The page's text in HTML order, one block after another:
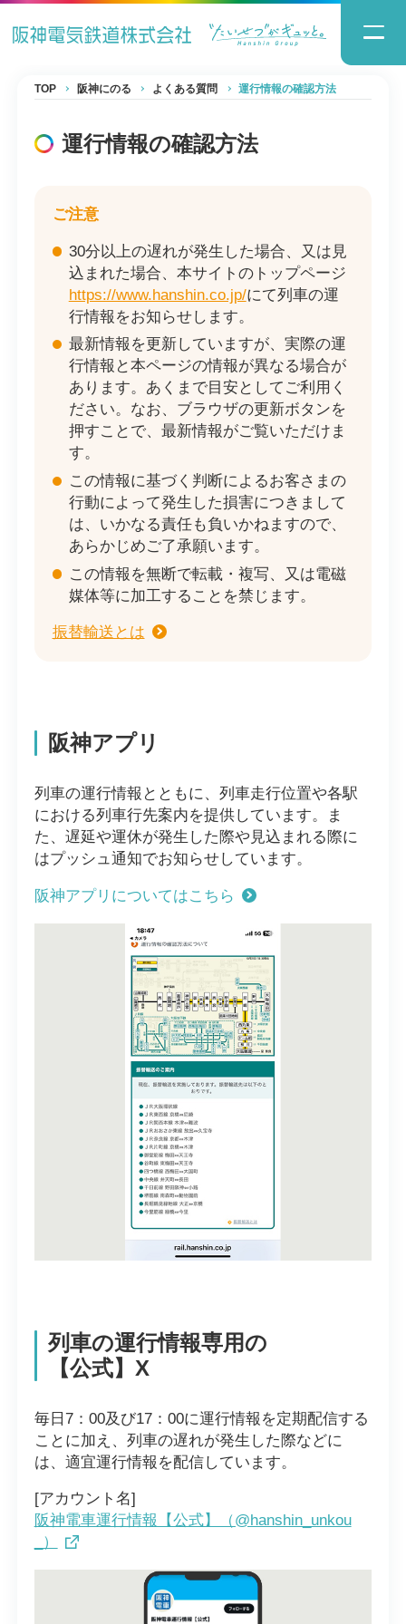
TOP 阪神にのる よくある質問 運行情報の確認方法
運行情報の確認方法
ご注意
30分以上の遅れが発生した場合、又は見
込まれた場合、本サイトのトップページ
https://www.hanshin.co.jp/にて列車の運
行情報をお知らせします。
最新情報を更新していますが、実際の運
行情報と本ページの情報が異なる場合が
あります。あくまで目安としてご利用く
ださい。なお、ブラウザの更新ボタンを
押すことで、最新情報がご覧いただけま
す。
この情報に基づく判断によるお客さまの
行動によって発生した損害につきまして
は、いかなる責任も負いかねますので、
あらかじめご了承願います。
この情報を無断で転載・複写、又は電磁
媒体等に加工することを禁じます。
振替輸送とは
阪神アプリ
列車の運行情報とともに、列車走行位置や各駅
における列車行先案内を提供しています。ま
た、遅延や運休が発生した際や見込まれる際に
はプッシュ通知でお知らせしています。
阪神アプリについてはこちら
列車の運行情報専用の
【公式】X
毎日7：00及び17：00に運行情報を定期配信する
ことに加え、列車の遅れが発生した際などに
は、適宜運行情報を配信しています。
[アカウント名]
阪神電車運行情報【公式】（@hanshin_unkou
_）